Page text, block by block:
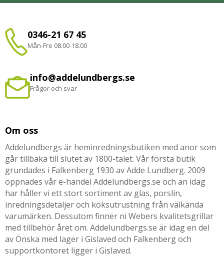
0346-21 67 45
Mån-Fre 08.00-18.00
info@addelundbergs.se
Frågor och svar
Om oss
Addelundbergs är heminredningsbutiken med anor som
går tillbaka till slutet av 1800-talet. Vår första butik
grundades i Falkenberg 1930 av Adde Lundberg. 2009
öppnades vår e-handel Addelundbergs.se och än idag
har håller vi ett stort sortiment av glas, porslin,
inredningsdetaljer och köksutrustning från välkända
varumärken. Dessutom finner ni Webers kvalitetsgrillar
med tillbehör året om. Addelundbergs.se är idag en del
av Önska med lager i Gislaved och Falkenberg och
supportkontoret ligger i Gislaved.